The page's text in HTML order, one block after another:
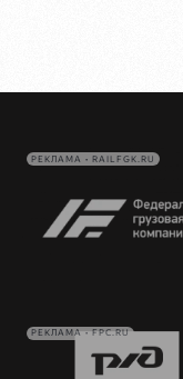
РЕКЛАМА • RAILFGK.RU
РЕКЛАМА • FPC.RU